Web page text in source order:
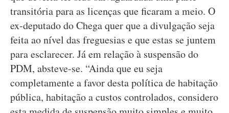
transitória para as licenças que ficaram a meio. O
ex-deputado do Chega quer que a divulgação seja
feita ao nível das freguesias e que estas se juntem
para esclarecer. Já em relação à suspensão do
PDM, absteve-se. “Ainda que eu seja
completamente a favor desta política de habitação
pública, habitação a custos controlados, considero